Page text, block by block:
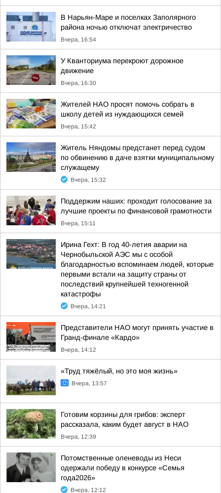
В Нарьян-Маре и поселках Заполярного
района ночью отключат электричество
Вчера, 16:54
У Кванториума перекроют дорожное
движение
Вчера, 16:30
Жителей НАО просят помочь собрать в
школу детей из нуждающихся семей
Вчера, 15:42
Житель Няндомы предстанет перед судом
по обвинению в даче взятки муниципальному
служащему
Вчера, 15:32
Поддержим наших: проходит голосование за
лучшие проекты по финансовой грамотности
Вчера, 15:11
Ирина Гехт: В год 40-летия аварии на
Чернобыльской АЭС мы с особой
благодарностью вспоминаем людей, которые
первыми встали на защиту страны от
последствий крупнейшей техногенной
катастрофы
Вчера, 14:21
Представители НАО могут принять участие в
Гранд-финале «Кардо»
Вчера, 14:12
«Труд тяжёлый, но это моя жизнь»
Вчера, 13:57
Готовим корзины для грибов: эксперт
рассказала, каким будет август в НАО
Вчера, 12:39
Потомственные оленеводы из Неси
одержали победу в конкурсе «Семья
года2026»
Вчера, 12:12